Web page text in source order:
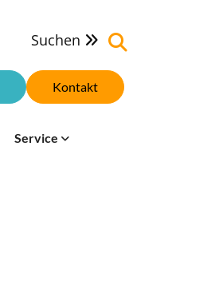
Suchen 
Kontakt
Service